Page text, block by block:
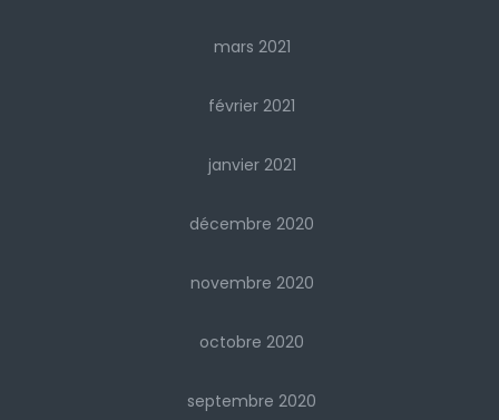
mars 2021
février 2021
janvier 2021
décembre 2020
novembre 2020
octobre 2020
septembre 2020